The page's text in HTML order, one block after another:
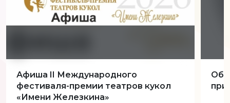
Афиша II Международного
фестиваля-премии театров кукол
«Имени Железкина»